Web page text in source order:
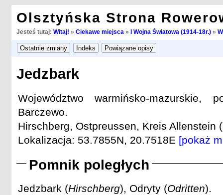
Olsztyńska Strona
Jesteś tutaj: Witaj! » Ciekawe miejsca » I Wojna Światowa (1914-18r.)»
Jedzbark
Województwo warmińsko-mazurskie,
Barczewo.
Hirschberg, Ostpreussen, Kreis Allenstein
Lokalizacja: 53.7855N, 20.7518E [pokaż
Pomnik poległych
Jedzbark (Hirschberg), Odryty (Odritten).